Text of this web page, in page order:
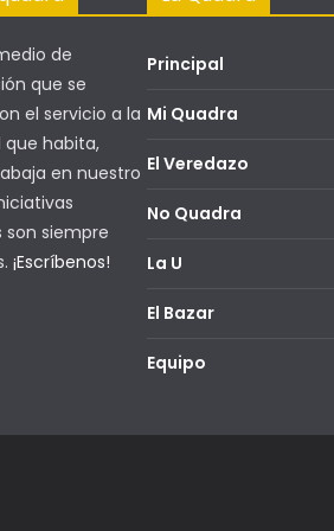
de
que se
el servicio a la
habita,
en nuestro
siempre
¡Escríbenos!
Principal
Mi Quadra
El Veredazo
No Quadra
La U
El Bazar
Equipo